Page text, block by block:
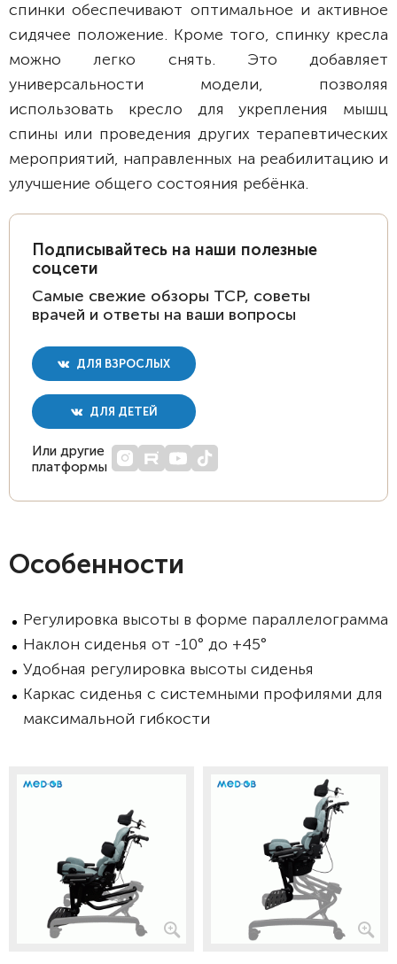
спинки обеспечивают оптимальное и активное
сидячее положение. Кроме того, спинку кресла
можно легко снять. Это добавляет
универсальности модели, позволяя
использовать кресло для укрепления мышц
спины или проведения других терапевтических
мероприятий, направленных на реабилитацию и
улучшение общего состояния ребёнка.
Подписывайтесь на наши полезные
соцсети
Самые свежие обзоры ТСР, советы
врачей и ответы на ваши вопросы
ДЛЯ ВЗРОСЛЫХ
ДЛЯ ДЕТЕЙ
Или другие
платформы
Особенности
Регулировка высоты в форме параллелограмма
Наклон сиденья от -10° до +45°
Удобная регулировка высоты сиденья
Каркас сиденья с системными профилями для
максимальной гибкости